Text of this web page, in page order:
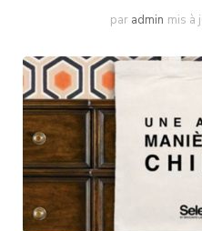
par admin mis à